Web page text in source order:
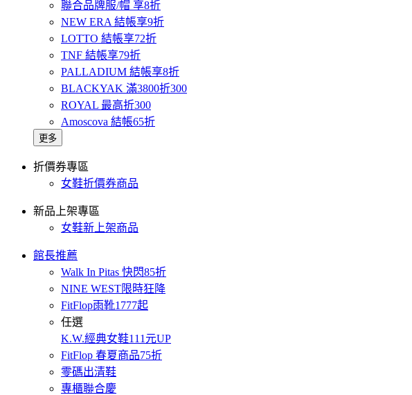
聯合品牌服/帽 享8折
NEW ERA 結帳享9折
LOTTO 結帳享72折
TNF 結帳享79折
PALLADIUM 結帳享8折
BLACKYAK 滿3800折300
ROYAL 最高折300
Amoscova 結帳65折
更多
折價券專區
女鞋折價券商品
新品上架專區
女鞋新上架商品
館長推薦
Walk In Pitas 快閃85折
NINE WEST限時狂降
FitFlop雨靴1777起
任選
K.W.經典女鞋111元UP
FitFlop 春夏商品75折
零碼出清鞋
專櫃聯合慶